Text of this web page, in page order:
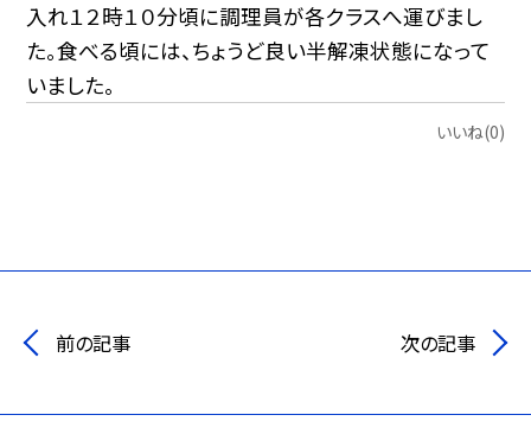
入れ１２時１０分頃に調理員が各クラスへ運びまし
た。食べる頃には、ちょうど良い半解凍状態になって
いました。
いいね(0)
前の記事 次の記事